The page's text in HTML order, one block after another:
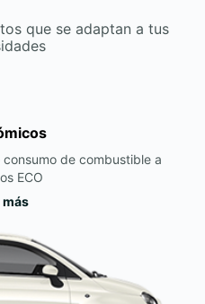
que se adaptan a tus
de combustible a
ECO
más